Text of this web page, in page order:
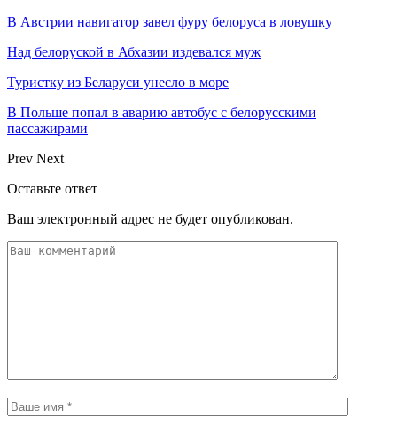
В Австрии навигатор завел фуру белоруса в ловушку
Над белоруской в Абхазии издевался муж
Туристку из Беларуси унесло в море
В Польше попал в аварию автобус с белорусскими
пассажирами
Prev Next
Оставьте ответ
Ваш электронный адрес не будет опубликован.